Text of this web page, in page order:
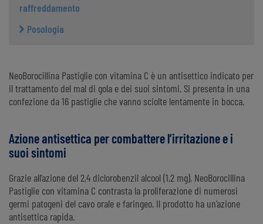
raffreddamento
Posologia
NeoBorocillina Pastiglie con vitamina C è un antisettico indicato per
il trattamento del mal di gola e dei suoi sintomi. Si presenta in una
confezione da 16 pastiglie che vanno sciolte lentamente in bocca.
Azione antisettica per combattere l’irritazione e i
suoi sintomi
Grazie all’azione del 2,4 diclorobenzil alcool (1,2 mg), NeoBorocillina
Pastiglie con vitamina C contrasta la proliferazione di numerosi
germi patogeni del cavo orale e faringeo. Il prodotto ha un’azione
antisettica rapida.